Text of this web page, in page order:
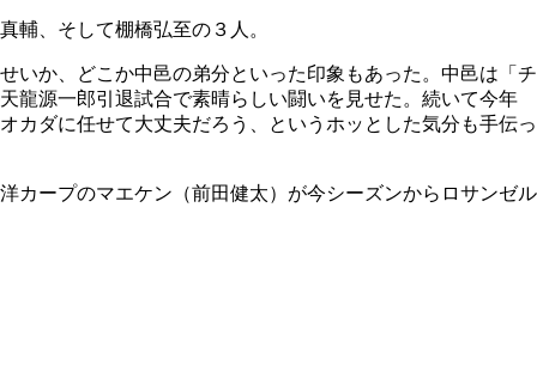
輔、そして棚橋弘至の３人。
いか、どこか中邑の弟分といった印象もあった。中邑は「チ
龍源一郎引退試合で素晴らしい闘いを見せた。続いて今年
カダに任せて大丈夫だろう、というホッとした気分も手伝っ
カープのマエケン（前田健太）が今シーズンからロサンゼル